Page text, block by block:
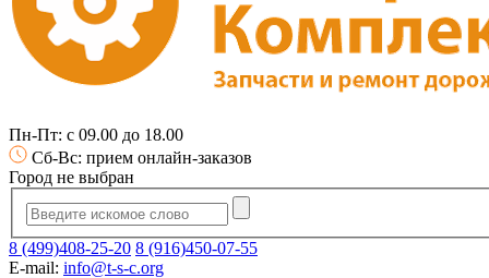
Пн-Пт: с 09.00 до 18.00
Сб-Вс: прием онлайн-заказов
Город не выбран
8 (499)408-25-20 8 (916)450-07-55
E-mail: info@t-s-c.org